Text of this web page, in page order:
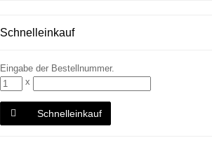
Schnelleinkauf
Eingabe der Bestellnummer.
x
Schnelleinkauf